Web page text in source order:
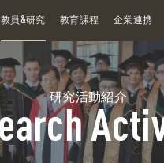
教員&研究 教育課程 企業連携
研究活動紹介